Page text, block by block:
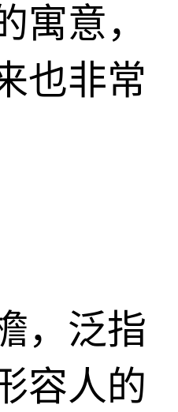
寓意，
也非常
，泛指
容人的